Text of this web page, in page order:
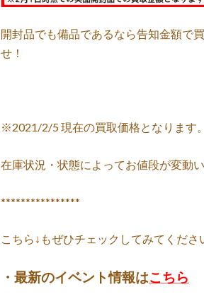
開封品でも備品であるなら告知金額で
せ！
※2021/2/5 現在の買取価格となります。
在庫状況・状態によってお値段が変動
****************
こちら↓もぜひチェックしてみてくだ
・最新のイベント情報はこちら